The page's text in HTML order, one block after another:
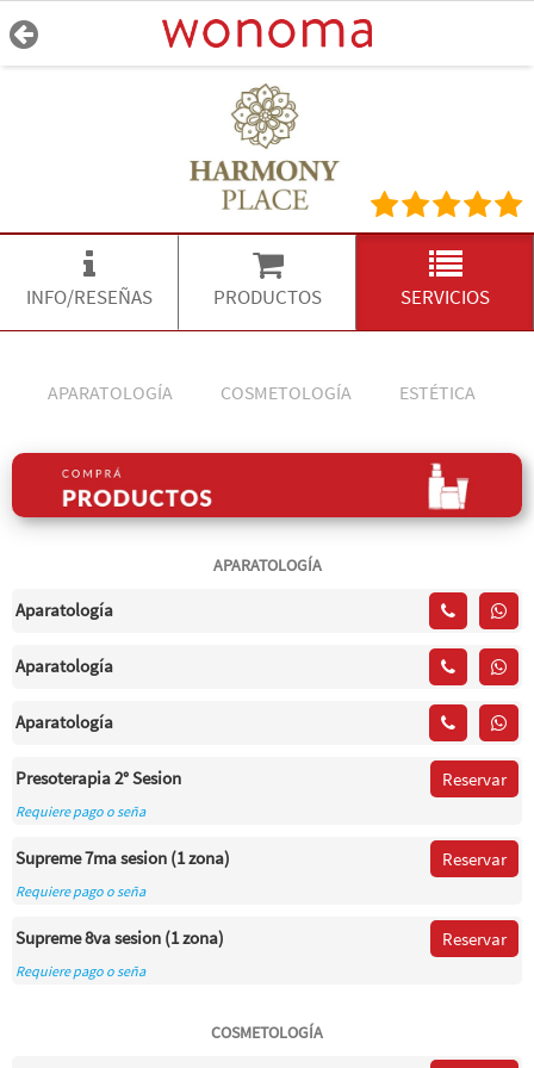
INFO/RESEÑAS PRODUCTOS SERVICIOS
APARATOLOGÍA COSMETOLOGÍA ESTÉTICA
APARATOLOGÍA
Aparatología
Aparatología
Aparatología
Presoterapia 2° Sesion Reservar
Requiere pago o seña
Supreme 7ma sesion (1 zona) Reservar
Requiere pago o seña
Supreme 8va sesion (1 zona) Reservar
Requiere pago o seña
COSMETOLOGÍA